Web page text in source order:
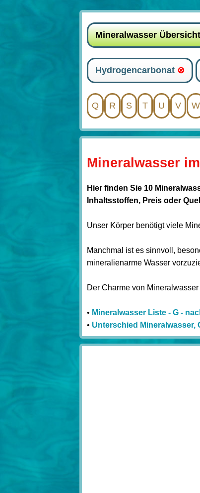
Mineralwasser
Hydrogencarbonat ⊗
Q R S T U V W
Mineralwasser
Hier finden Sie 10
Inhaltsstoffen, Preis oder
Unser Körper benötigt viele
Manchmal ist es sinnvoll,
mineralienarme Wasser
Der Charme von
• Mineralwasser Liste - G -
• Unterschied Mineralwasser,